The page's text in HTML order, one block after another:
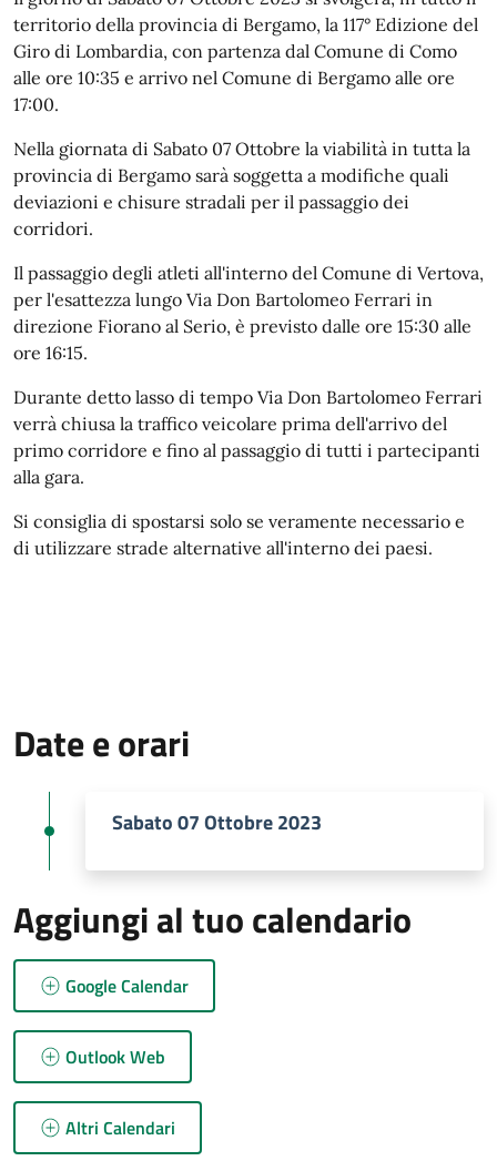
territorio della provincia di Bergamo, la 117° Edizione del
Giro di Lombardia, con partenza dal Comune di Como
alle ore 10:35 e arrivo nel Comune di Bergamo alle ore
17:00.
Nella giornata di Sabato 07 Ottobre la viabilità in tutta la
provincia di Bergamo sarà soggetta a modifiche quali
deviazioni e chisure stradali per il passaggio dei
corridori.
Il passaggio degli atleti all'interno del Comune di Vertova,
per l'esattezza lungo Via Don Bartolomeo Ferrari in
direzione Fiorano al Serio, è previsto dalle ore 15:30 alle
ore 16:15.
Durante detto lasso di tempo Via Don Bartolomeo Ferrari
verrà chiusa la traffico veicolare prima dell'arrivo del
primo corridore e fino al passaggio di tutti i partecipanti
alla gara.
Si consiglia di spostarsi solo se veramente necessario e
di utilizzare strade alternative all'interno dei paesi.
Date e orari
Sabato 07 Ottobre 2023
Aggiungi al tuo calendario
Google Calendar
Outlook Web
Altri Calendari